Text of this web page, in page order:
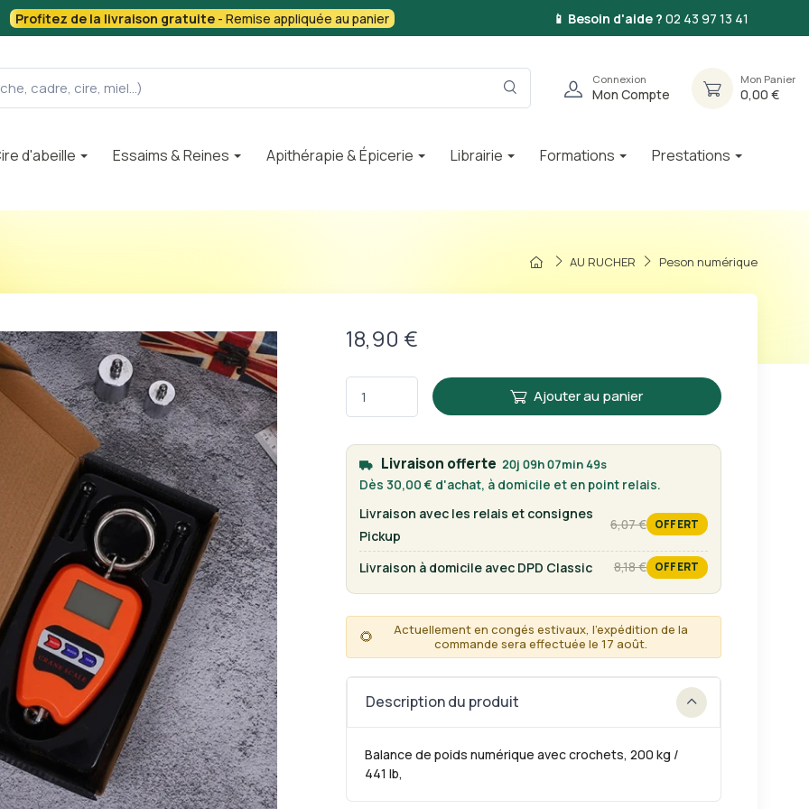
Profitez de la livraison gratuite - Remise appliquée au panier 📱 Besoin d'aide ? 02 43 97 13 41
Connexion
Mon Compte
Mon Panier
0,00 €
d'abeille Essaims & Reines Apithérapie & Épicerie Librairie Formations Prestations
AU RUCHER Peson numérique
18,90 €
Ajouter au panier
Livraison offerte 20j 09h 07min 49s
Dès 30,00 € d'achat, à domicile et en point relais.
Livraison avec les relais et consignes
Pickup
6,07 €
tarif habituel
OFFERT
Livraison à domicile avec DPD Classic 8,18 €
tarif habituel
OFFERT
🌻
Actuellement en congés estivaux, l'expédition de la
commande sera effectuée le 17 août.
Description du produit
Balance de poids numérique avec crochets, 200 kg /
441 lb,